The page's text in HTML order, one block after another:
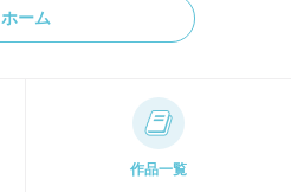
ホーム
作品一覧